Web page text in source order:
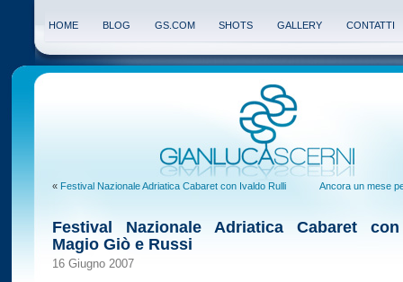
HOME BLOG GS.COM SHOTS GALLERY CONTATTI
« Festival Nazionale Adriatica Cabaret con Ivaldo Rulli Ancora un mese
Festival Nazionale Adriatica Cabaret
Magio Giò e Russi
16 Giugno 2007